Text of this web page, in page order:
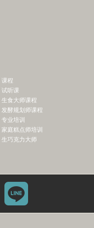
课程
试听课
生食大师课程
发酵规划师课程
专业培训
家庭糕点师培训
生巧克力大师